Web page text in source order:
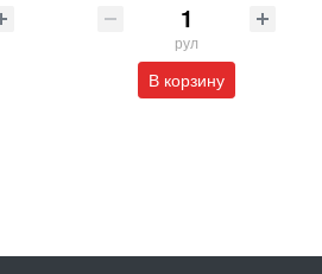
рул
В корзину